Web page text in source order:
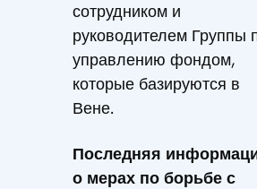
сотрудником и
руководителем Группы
управлению фондом,
которые базируются в
Вене.
Последняя
о мерах по борьбе с